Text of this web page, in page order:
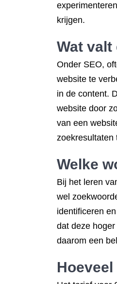
krijgen.
Wat valt
Onder SEO,
website te
in de content.
website door
van een
zoekresultaten
Welke
Bij het leren
wel
identificeren
dat deze
daarom een